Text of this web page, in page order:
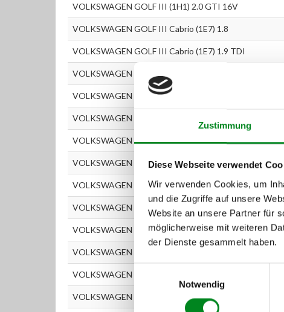
Zustimmung
Diese Webseite verwendet
Wir verwenden Cookies, um
und die Zugriffe auf unsere
Website an unsere Partner für
möglicherweise mit weiteren
der Dienste gesammelt haben.
Notwendig
VOLKSWAGEN GOLF III (1H1) 2.0 GTI 16V
VOLKSWAGEN GOLF III Cabrio (1E7) 1.8
VOLKSWAGEN GOLF III Cabrio (1E7) 1.9 TDI
VOLKSWAGEN GOLF III Cabrio (1E7) 2.0
VOLKSWAGEN GOLF III Kombi (1H5) 1.4
VOLKSWAGEN GOLF III Kombi (1H5) 1.6
VOLKSWAGEN GOLF III Kombi (1H5) 1.8
VOLKSWAGEN GOLF III Kombi (1H5) 1.9 D
VOLKSWAGEN GOLF III Kombi (1H5) 1.9 SDI
VOLKSWAGEN GOLF III Kombi (1H5) 1.9 TD
VOLKSWAGEN GOLF III Kombi (1H5) 1.9 TDI
VOLKSWAGEN GOLF III Kombi (1H5) 2.0
VOLKSWAGEN GOLF IV (1J1) 2.8 V6
VOLKSWAGEN GOLF IV Cabrio (1E7) 1.6